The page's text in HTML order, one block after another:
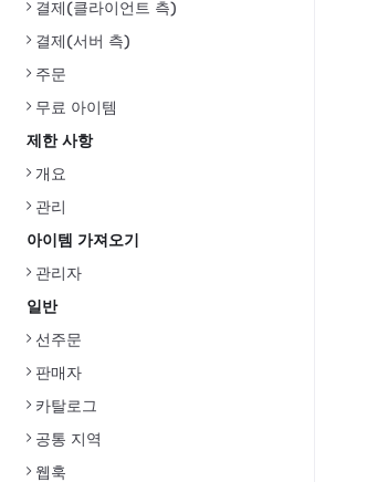
결제(클라이언트 측)
결제(서버 측)
주문
무료 아이템
제한 사항
개요
관리
아이템 가져오기
관리자
일반
선주문
판매자
카탈로그
공통 지역
웹훅